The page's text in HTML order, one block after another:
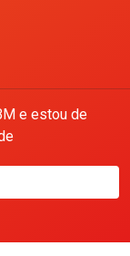
e estou de